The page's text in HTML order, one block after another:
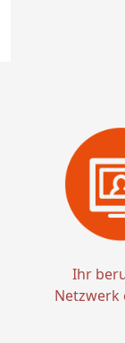
Ihr
Netzwerk